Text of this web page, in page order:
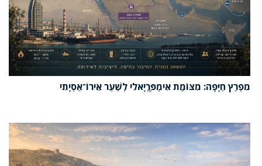
מִפְרַץ חַיָּפָה: מִצּוֹמֶת אִימְפֶּרְיָאלִי לְשַׁעַר אֵירוֹ־אַסְיָתִי